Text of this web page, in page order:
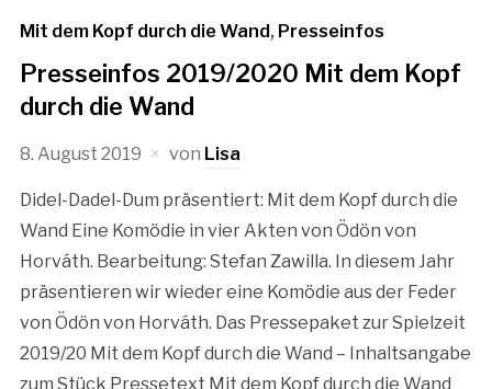
Mit dem Kopf durch die Wand, Presseinfos
Presseinfos 2019/2020 Mit dem Kopf
durch die Wand
8. August 2019 von Lisa
Didel-Dadel-Dum präsentiert: Mit dem Kopf durch die
Wand Eine Komödie in vier Akten von Ödön von
Horváth. Bearbeitung: Stefan Zawilla. In diesem Jahr
präsentieren wir wieder eine Komödie aus der Feder
von Ödön von Horváth. Das Pressepaket zur Spielzeit
2019/20 Mit dem Kopf durch die Wand – Inhaltsangabe
zum Stück Pressetext Mit dem Kopf durch die Wand